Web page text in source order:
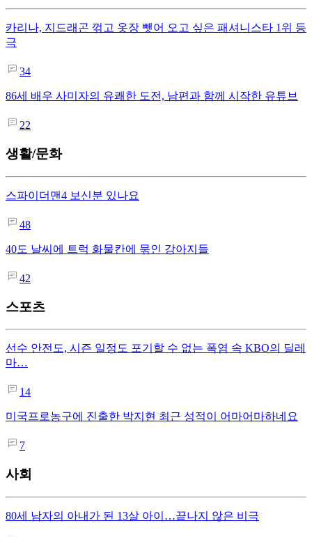
카리나, 지드래곤 꺾고 옷장 뺏어 오고 싶은 패셔니스타 1위 등
극
34
86세 배우 사미자의 유쾌한 도전, 남편과 함께 시작한 유튜브
22
생활/문화
스파이더맨4 보신분 있나요
48
40도 날씨에 트럭 화물칸에 묶인 강아지들
42
스포츠
선수 안전도, 시즌 일정도 포기할 수 없는 폭염 속 KBO의 딜레
마…
14
미국프로농구에 진출한 박지현 최근 성적이 어마어마하네요
7
사회
80세 남자의 아내가 된 13살 아이…끝나지 않은 비극